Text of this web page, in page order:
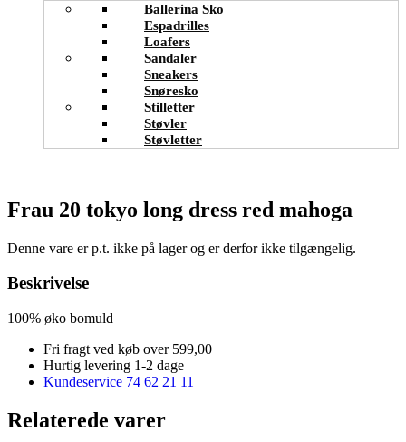
Ballerina Sko
Espadrilles
Loafers
Sandaler
Sneakers
Snøresko
Stilletter
Støvler
Støvletter
Frau 20 tokyo long dress red mahoga
Denne vare er p.t. ikke på lager og er derfor ikke tilgængelig.
Beskrivelse
100% øko bomuld
Fri fragt ved køb over 599,00
Hurtig levering 1-2 dage
Kundeservice 74 62 21 11
Relaterede varer